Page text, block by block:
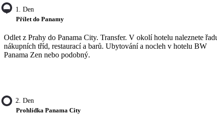
1. Den
Přílet do Panamy
Odlet z Prahy do Panama City. Transfer. V okolí hotelu naleznete
nákupních tříd, restaurací a barů. Ubytování a nocleh v hotelu BW
Panama Zen nebo podobný.
2. Den
Prohlídka Panama City